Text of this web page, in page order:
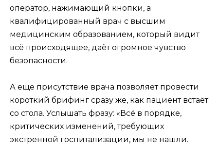
оператор, нажимающий кнопки, а
квалифицированный врач с высшим
медицинским образованием, который видит
всё происходящее, даёт огромное чувство
безопасности.
А ещё присутствие врача позволяет провести
короткий брифинг сразу же, как пациент встаёт
со стола. Услышать фразу: «Всё в порядке,
критических изменений, требующих
экстренной госпитализации, мы не нашли.